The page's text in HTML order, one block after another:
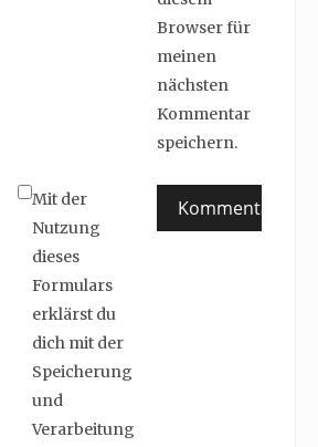
Browser für
meinen
nächsten
Kommentar
speichern.
Mit der
Nutzung
dieses
Formulars
erklärst du
dich mit der
Speicherung
und
Verarbeitung